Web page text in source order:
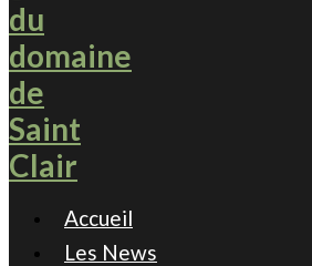
Accueil
Les News